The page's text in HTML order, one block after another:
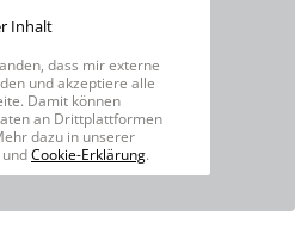
Inhalt
dass mir externe
und akzeptiere alle
Damit können
an Drittplattformen
dazu in unserer
undCookie-Erklärung.